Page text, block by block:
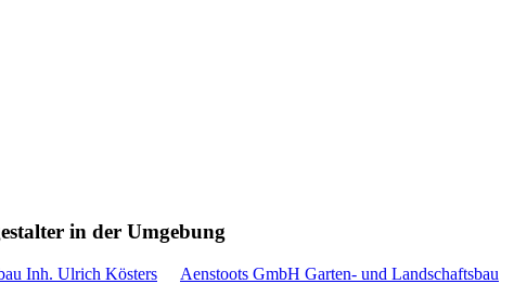
in der Umgebung
Inh. Ulrich Kösters Aenstoots GmbH Garten- und Landschaftsbau